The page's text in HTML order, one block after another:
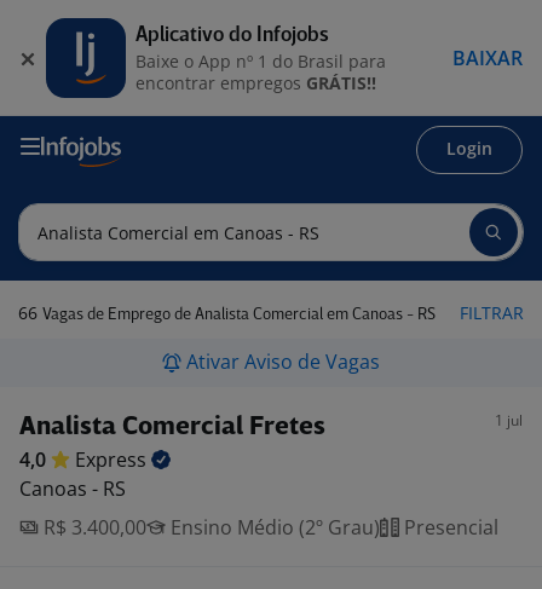
Login
66 Vagas de Emprego de Analista Comercial em Canoas - RS FILTRAR
Ativar Aviso de Vagas
Analista Comercial Fretes 1 jul
4,0
Express
Canoas - RS
R$ 3.400,00
Ensino Médio (2º Grau) Presencial
Aplicativo do Infojobs
Baixe o App nº 1 do Brasil para
encontrar empregos GRÁTIS!!
BAIXAR